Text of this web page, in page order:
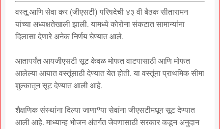
वस्तू आणि सेवा कर (जीएसटी) परिषदेची ४३ वी बैठक सीतारामन
यांच्या अध्यक्षतेखाली झाली. यामध्ये कोरोना संकटात सामान्यांना
दिलासा देणारे अनेक निर्णय घेण्यात आले.
आतापर्यंत आयजीएसटी सूट केवळ मोफत वाटपासाठी आणि मोफत
आलेल्या आयात वस्तूंसाठी देण्यात येत होती. या वस्तूंना प्राथमिक सीमा
शुल्कातून सूट देण्यात आली आहे.
शैक्षणिक संस्थांना दिल्या जाणाºया सेवांना जीएसटीमधून सूट देण्यात
आली आहे. माध्यान्ह भोजन अंतर्गत जेवणासाठी सरकार कडून अनुदान